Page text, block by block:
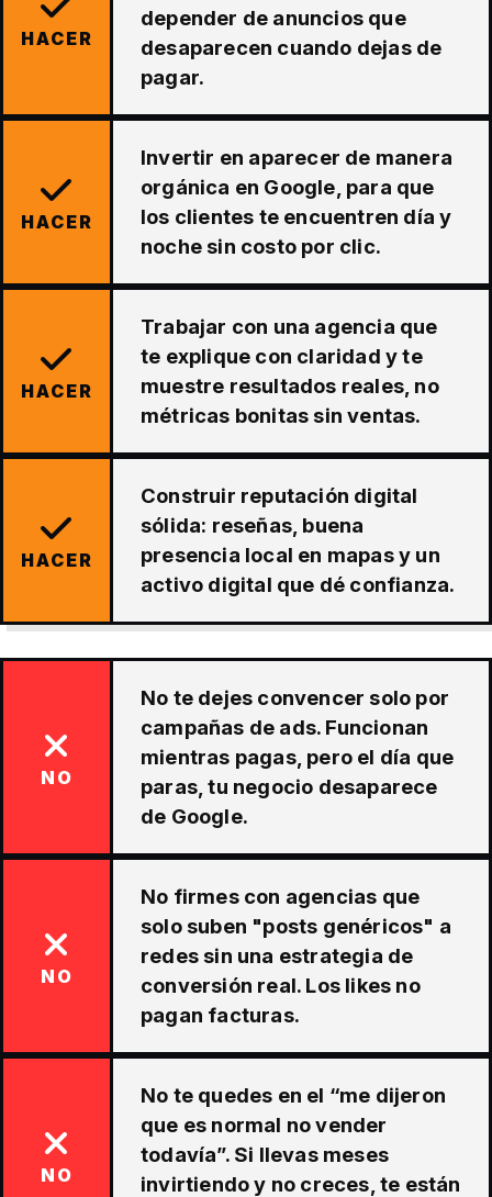
HACER
depender de anuncios que
desaparecen cuando dejas de
pagar.
HACER
Invertir en aparecer de manera
orgánica en Google, para que
los clientes te encuentren día y
noche sin costo por clic.
HACER
Trabajar con una agencia que
te explique con claridad y te
muestre resultados reales, no
métricas bonitas sin ventas.
HACER
Construir reputación digital
sólida: reseñas, buena
presencia local en mapas y un
activo digital que dé confianza.
NO
No te dejes convencer solo por
campañas de ads. Funcionan
mientras pagas, pero el día que
paras, tu negocio desaparece
de Google.
NO
No firmes con agencias que
solo suben "posts genéricos" a
redes sin una estrategia de
conversión real. Los likes no
pagan facturas.
NO
No te quedes en el “me dijeron
que es normal no vender
todavía”. Si llevas meses
invirtiendo y no creces, te están